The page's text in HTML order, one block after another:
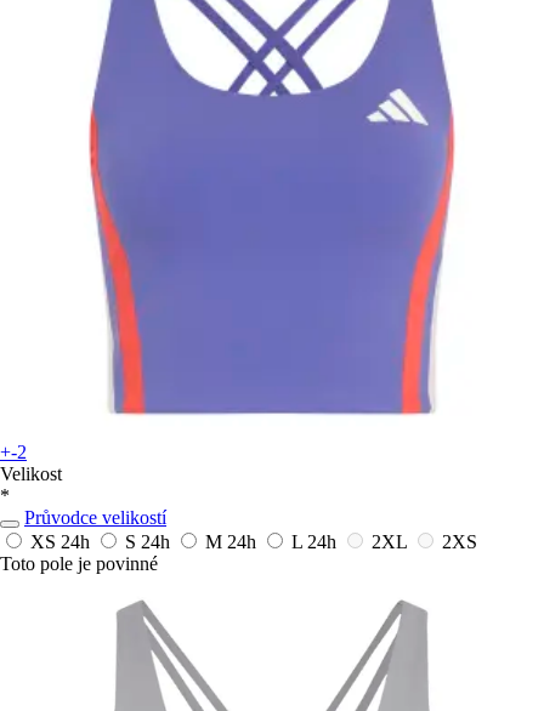
+-2
Velikost
*
Průvodce velikostí
XS 24h S 24h M 24h L 24h 2XL
2XS
Toto pole je povinné